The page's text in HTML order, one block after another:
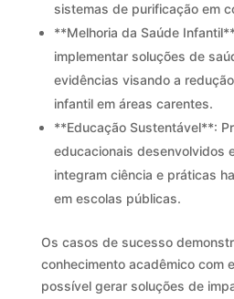
sistemas de purificação em
**Melhoria da Saúde
implementar soluções de
evidências visando a
infantil em áreas carentes.
**Educação Sustentável**:
educacionais desenvolvidos
integram ciência e práticas
em escolas públicas.
Os casos de sucesso
conhecimento acadêmico com
possível gerar soluções de